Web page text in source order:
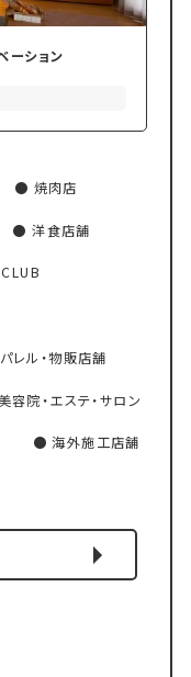
ーション
焼肉店
洋食店舗
CLUB
レル・物販店舗
容院・エステ・サロン
海外施工店舗